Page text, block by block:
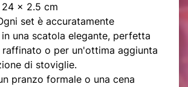
x 2.5 cm
set è accuratamente
una scatola elegante, perfetta
raffinato o per un'ottima aggiunta
di stoviglie.
pranzo formale o una cena